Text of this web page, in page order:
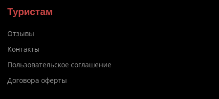
Туристам
Отзывы
Контакты
Пользовательское соглашение
Договора оферты